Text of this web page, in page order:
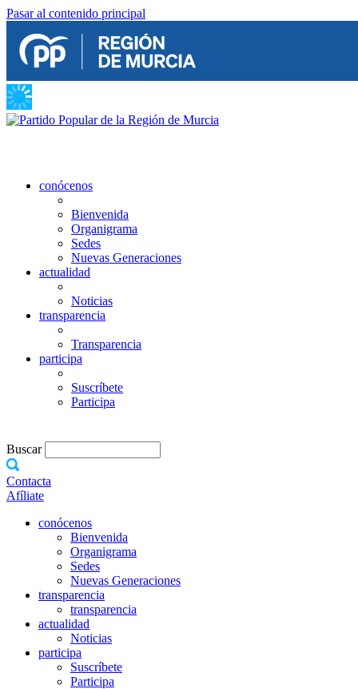
Pasar al contenido principal
conócenos
Bienvenida
Organigrama
Sedes
Nuevas Generaciones
actualidad
Noticias
transparencia
Transparencia
participa
Suscríbete
Participa
Buscar
Contacta
Afíliate
conócenos
Bienvenida
Organigrama
Sedes
Nuevas Generaciones
transparencia
transparencia
actualidad
Noticias
participa
Suscríbete
Participa